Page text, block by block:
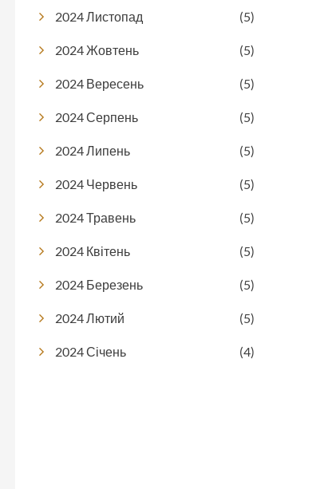
2024 Листопад (5)
2024 Жовтень (5)
2024 Вересень (5)
2024 Серпень (5)
2024 Липень (5)
2024 Червень (5)
2024 Травень (5)
2024 Квітень (5)
2024 Березень (5)
2024 Лютий (5)
2024 Січень (4)